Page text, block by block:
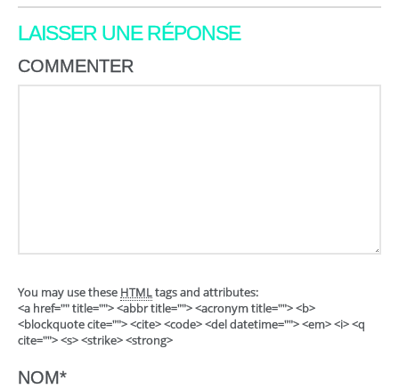
LAISSER UNE RÉPONSE
COMMENTER
You may use these HTML tags and attributes:
<a href="" title=""> <abbr title=""> <acronym title=""> <b>
<blockquote cite=""> <cite> <code> <del datetime=""> <em> <i> <q
cite=""> <s> <strike> <strong>
NOM*